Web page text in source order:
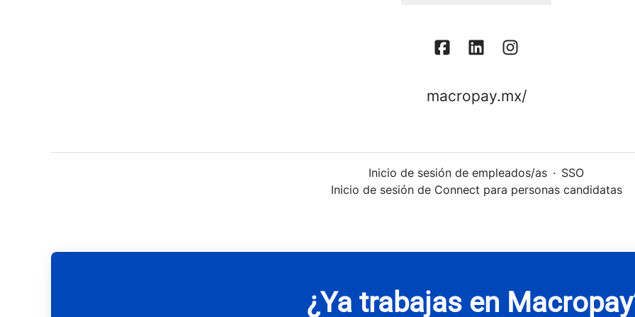
macropay.mx/
Inicio de sesión de empleados/as · SSO
Inicio de sesión de Connect para personas candidatas
¿Ya trabajas en